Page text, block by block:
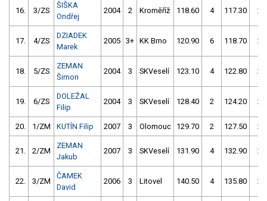
16. 3/ZS
ŠIŠKA
Ondřej
2004 2 Kroměříž 118.60 4 117.30 2
17. 4/ZS
DZIADEK
Marek
2005 3+ KK Brno 120.90 6 118.70 2
18. 5/ZS
ZEMAN
Šimon
2004 3 SKVeselí 123.10 4 122.80 2
19. 6/ZS
DOLEŽAL
Filip
2004 3 SKVeselí 128.40 2 124.20 2
20. 1/ZM KUTÍN Filip 2007 3 Olomouc 129.70 2 127.50 2
21. 2/ZM
ZEMAN
Jakub
2007 3 SKVeselí 131.90 4 132.90 2
22. 3/ZM
ČAMEK
David
2006 3 Litovel 140.50 4 135.80 2